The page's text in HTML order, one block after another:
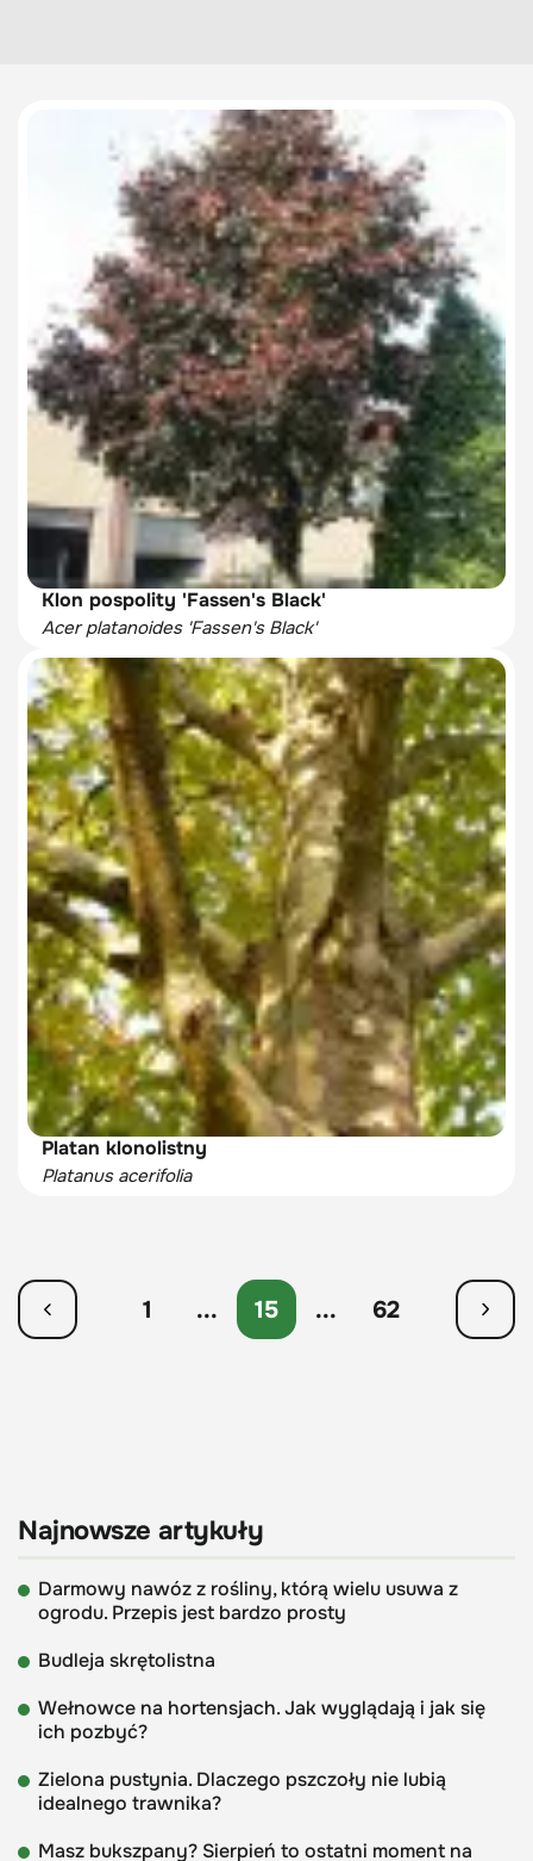
Klon pospolity 'Fassen's Black'
Acer platanoides 'Fassen's Black'
Platan klonolistny
Platanus acerifolia
1 ... 15 ... 62
Najnowsze artykuły
Darmowy nawóz z rośliny, którą wielu usuwa z
ogrodu. Przepis jest bardzo prosty
Budleja skrętolistna
Wełnowce na hortensjach. Jak wyglądają i jak się
ich pozbyć?
Zielona pustynia. Dlaczego pszczoły nie lubią
idealnego trawnika?
Masz bukszpany? Sierpień to ostatni moment na